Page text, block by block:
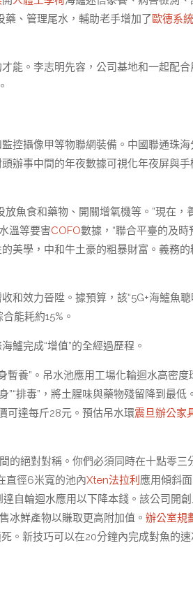
藥、管理尾水，輔助老手增加了歐德系
能。李志明先容，公司基地和一起配合
控攝像甲等物聯網裝備。中國聯通珠海
辦事中間的年夜數據可視化年夜屏與手
魚食和藥物、開關增氧機等。”現在，
溫等要害COFO數據，“聯合平臺的及時
美學，中和牛土豪的粗暴財富。義務的
和效力晉陞。據預算，該“5G+海鱸魚
能耗約15%。
鱸完成“增值”的全經過歷程。
暫養”。吊水池應用工場化輪迴水高密度
”“排毒”，將土腥味與藥物殘留降到最低
可達每斤28元。預估吊水環震旦辦公家
的絕對對稱。你們必須同時在十點零三
直徑6米寬的池內Xten法拉利 應用傾斜
自輪迴水應用以下降本錢。該公司開
冰鮮產物以賺取更高附加值。 辦公室規
。新技巧可以在20分鐘內完成對魚的速